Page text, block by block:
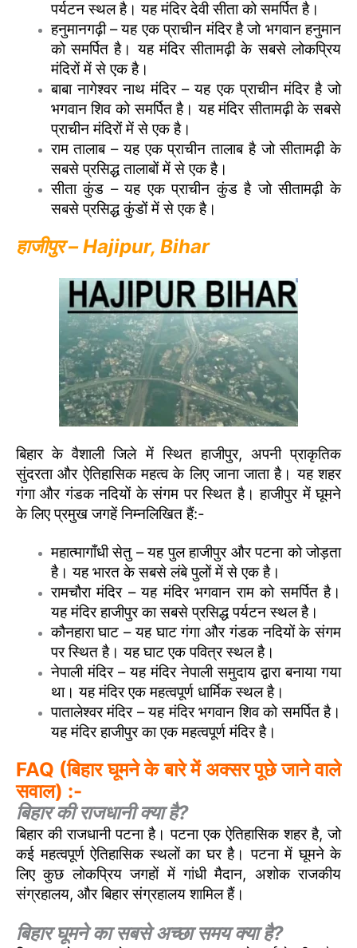
पर्यटन स्थल है। यह मंदिर देवी सीता को समर्पित है।
हनुमानगढ़ी – यह एक प्राचीन मंदिर है जो भगवान हनुमान
को समर्पित है। यह मंदिर सीतामढ़ी के सबसे लोकप्रिय
मंदिरों में से एक है।
बाबा नागेश्वर नाथ मंदिर – यह एक प्राचीन मंदिर है जो
भगवान शिव को समर्पित है। यह मंदिर सीतामढ़ी के सबसे
प्राचीन मंदिरों में से एक है।
राम तालाब – यह एक प्राचीन तालाब है जो सीतामढ़ी के
सबसे प्रसिद्ध तालाबों में से एक है।
सीता कुंड – यह एक प्राचीन कुंड है जो सीतामढ़ी के
सबसे प्रसिद्ध कुंडों में से एक है।
हाजीपुर – Hajipur, Bihar
बिहार के वैशाली जिले में स्थित हाजीपुर, अपनी प्राकृतिक
सुंदरता और ऐतिहासिक महत्व के लिए जाना जाता है। यह शहर
गंगा और गंडक नदियों के संगम पर स्थित है। हाजीपुर में घूमने
के लिए प्रमुख जगहें निम्नलिखित हैं:-
महात्मागाँधी सेतु – यह पुल हाजीपुर और पटना को जोड़ता
है। यह भारत के सबसे लंबे पुलों में से एक है।
रामचौरा मंदिर – यह मंदिर भगवान राम को समर्पित है।
यह मंदिर हाजीपुर का सबसे प्रसिद्ध पर्यटन स्थल है।
कौनहारा घाट – यह घाट गंगा और गंडक नदियों के संगम
पर स्थित है। यह घाट एक पवित्र स्थल है।
नेपाली मंदिर – यह मंदिर नेपाली समुदाय द्वारा बनाया गया
था। यह मंदिर एक महत्वपूर्ण धार्मिक स्थल है।
पातालेश्वर मंदिर – यह मंदिर भगवान शिव को समर्पित है।
यह मंदिर हाजीपुर का एक महत्वपूर्ण मंदिर है।
FAQ (बिहार घूमने के बारे में अक्सर पूछे जाने वाले
सवाल) :-
बिहार की राजधानी क्या है?
बिहार की राजधानी पटना है। पटना एक ऐतिहासिक शहर है, जो
कई महत्वपूर्ण ऐतिहासिक स्थलों का घर है। पटना में घूमने के
लिए कुछ लोकप्रिय जगहों में गांधी मैदान, अशोक राजकीय
संग्रहालय, और बिहार संग्रहालय शामिल हैं।
बिहार घूमने का सबसे अच्छा समय क्या है?